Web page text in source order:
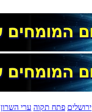
ירושלים פתח תקוה ערי השרון